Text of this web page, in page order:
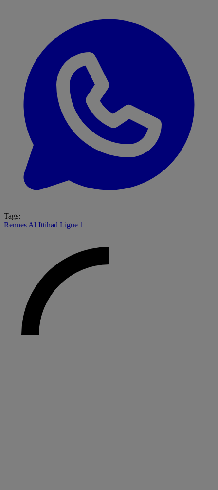
Tags:
Rennes Al-Ittihad Ligue 1